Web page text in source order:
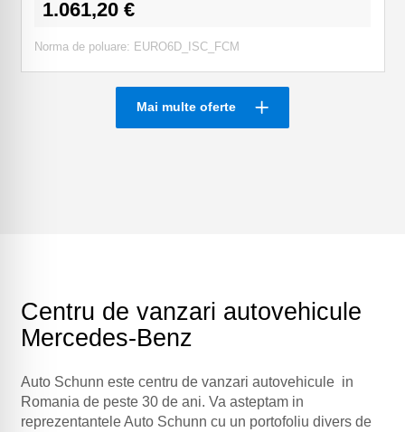
1.061,20 €
Norma de poluare: EURO6D_ISC_FCM
Mai multe oferte
Centru de vanzari autovehicule
Mercedes-Benz
Auto Schunn este centru de vanzari autovehicule in
Romania de peste 30 de ani. Va asteptam in
reprezentantele Auto Schunn cu un portofoliu divers de